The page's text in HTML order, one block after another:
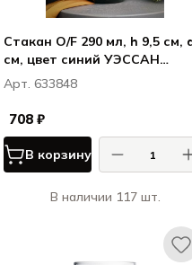
Стакан O/F 290 мл, h 9,5 см,
см, цвет синий УЭССАН
(ЦВЕТНОЕ СТЕКЛО) /
OUESSANT BLEU NUIT
Арт. 633848
708 ₽
В корзину
В наличии 117 шт.